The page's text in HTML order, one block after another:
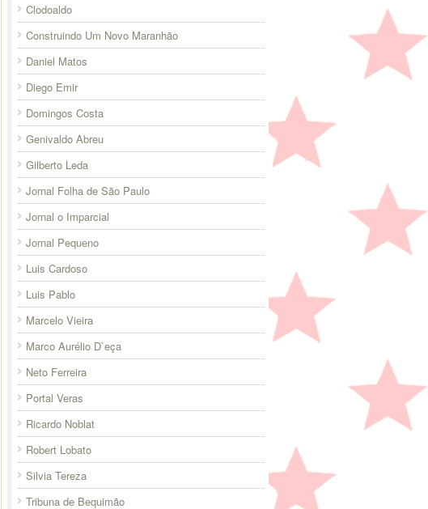
Clodoaldo
Construindo Um Novo Maranhão
Daniel Matos
Diego Emir
Domingos Costa
Genivaldo Abreu
Gilberto Leda
Jornal Folha de São Paulo
Jornal o Imparcial
Jornal Pequeno
Luis Cardoso
Luis Pablo
Marcelo Vieira
Marco Aurélio D`eça
Neto Ferreira
Portal Veras
Ricardo Noblat
Robert Lobato
Silvia Tereza
Tribuna de Bequimão